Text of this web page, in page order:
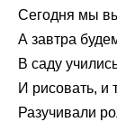
Сегодня мы
А завтра
В саду
И рисовать, и
Разучивали